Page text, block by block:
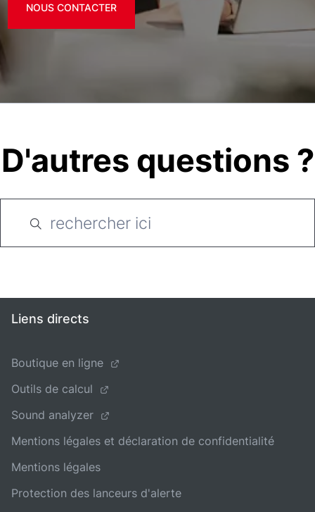
NOUS CONTACTER
D'autres questions ?
Liens directs
Boutique en ligne
Outils de calcul
Sound analyzer
Mentions légales et déclaration de confidentialité
Mentions légales
Protection des lanceurs d'alerte